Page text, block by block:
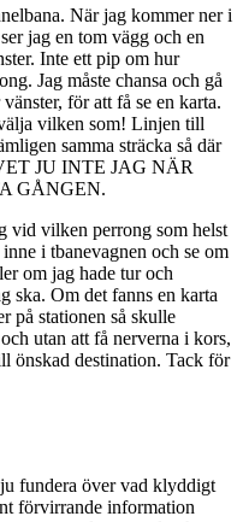
När jag kommer ner i
jag en tom vägg och en
Inte ett pip om hur
Jag måste chansa och gå
för att få se en karta.
vilken som! Linjen till
samma sträcka så där
JU INTE JAG NÄR
GÅNGEN.
vid vilken perrong som helst
i tbanevagnen och se om
om jag hade tur och
ska. Om det fanns en karta
på stationen så skulle
utan att få nerverna i kors,
önskad destination. Tack för
fundera över vad klyddigt
förvirrande information